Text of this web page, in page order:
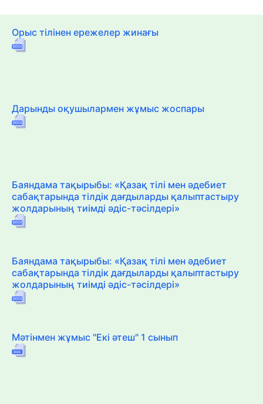
Орыс тілінен ережелер жинағы
Дарынды оқушылармен жұмыс жоспары
Баяндама тақырыбы: «Қазақ тілі мен әдебиет
сабақтарында тілдік дағдыларды қалыптастыру
жолдарының тиімді әдіс-тәсілдері»
Баяндама тақырыбы: «Қазақ тілі мен әдебиет
сабақтарында тілдік дағдыларды қалыптастыру
жолдарының тиімді әдіс-тәсілдері»
Мәтінмен жұмыс "Екі әтеш" 1 сынып